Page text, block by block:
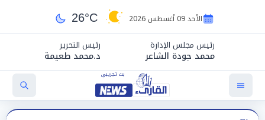
الأحد 09 أغسطس 2026 26°C
رئيس مجلس الإدارة
محمد جودة الشاعر
رئيس التحرير
د.محمد طعيمة